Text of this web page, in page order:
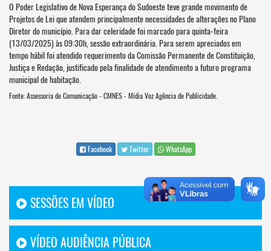
O Poder Legislativo de Nova Esperança do Sudoeste teve grande movimento de
Projetos de Lei que atendem principalmente necessidades de alterações no Plano
Diretor do município. Para dar celeridade foi marcado para quinta-feira
(13/03/2025) às 09:30h, sessão extraordinária. Para serem apreciados em
tempo hábil foi atendido requerimento da Comissão Permanente de Constituição,
Justiça e Redação, justificado pela finalidade de atendimento a futuro programa
municipal de habitação.
Fonte: Assessoria de Comunicação - CMNES - Mídia Voz Agência de Publicidade.
Facebook Twitter WhatsApp
SESSÕES EM VÍDEO
VÍDEO AUDIÊNCIA PÚBLICA